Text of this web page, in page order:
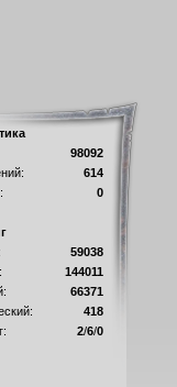
98092
614
0
59038
144011
66371
418
2/6/0